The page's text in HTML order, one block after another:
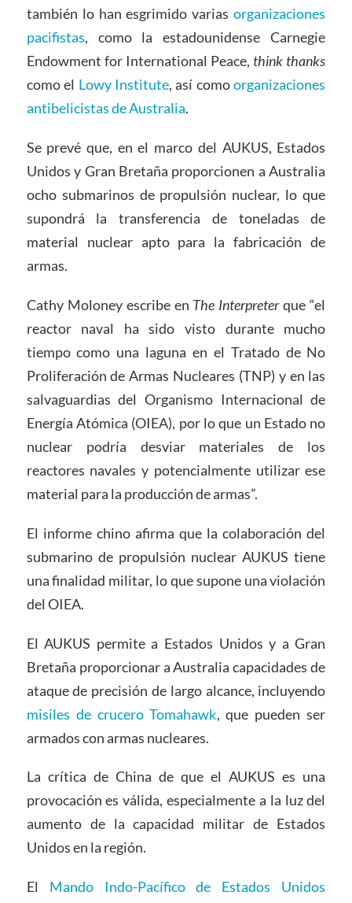
también lo han esgrimido variasorganizaciones
pacifistas, como la estadounidense Carnegie
Endowment for International Peace, think thanks
como el Lowy Institute, así comoorganizaciones
antibelicistas de Australia.
Se prevé que, en el marco del AUKUS, Estados
Unidos y Gran Bretaña proporcionen a Australia
ocho submarinos de propulsión nuclear, lo que
supondrá la transferencia de toneladas de
material nuclear apto para la fabricación de
armas.
Cathy Moloney escribe en The Interpreterque “el
reactor naval ha sido visto durante mucho
tiempo como una laguna en el Tratado de No
Proliferación de Armas Nucleares (TNP) y en las
salvaguardias del Organismo Internacional de
Energía Atómica (OIEA), por lo que un Estado no
nuclear podría desviar materiales de los
reactores navales y potencialmente utilizar ese
material para la producción de armas”.
El informe chino afirma que la colaboración del
submarino de propulsión nuclear AUKUS tiene
una finalidad militar, lo que supone una violación
del OIEA.
El AUKUS permite a Estados Unidos y a Gran
Bretaña proporcionar a Australia capacidades de
ataque de precisión de largo alcance, incluyendo
misiles de crucero Tomahawk, que pueden ser
armados con armas nucleares.
La crítica de China de que el AUKUS es una
provocación es válida, especialmente a la luz del
aumento de la capacidad militar de Estados
Unidos en la región.
El Mando Indo-Pacífico de Estados Unidos